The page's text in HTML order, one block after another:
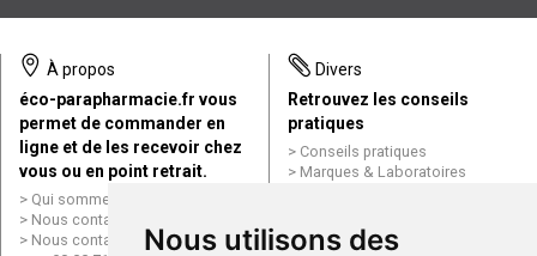
Nous utilisons des
À propos
éco-parapharmacie.fr vous
permet de commander en
ligne et de les recevoir chez
vous ou en point retrait.
Qui sommes nous ?
Nous contacter par e-mail
Nous contacter par téléphone
Divers
Retrouvez les conseils
pratiques
Conseils pratiques
Marques & Laboratoires
Mentions légales